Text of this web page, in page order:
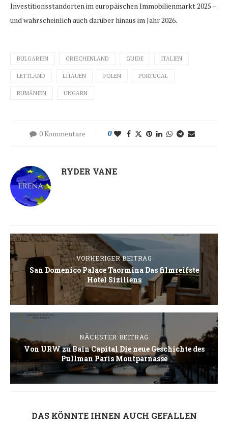
Investitionsstandorten im europäischen Immobilienmarkt 2025 –
und wahrscheinlich auch darüber hinaus im Jahr 2026.
BULGARIEN GRIECHENLAND GUIDE ITALIEN
LETTLAND LITAUEN POLEN PORTUGAL
RUMÄNIEN UNGARN
0 Kommentare 0
RYDER VANE
VORHERIGER BEITRAG
San Domenico Palace Taormina Das filmreifste
Hotel Siziliens
NÄCHSTER BEITRAG
Von URW zu Bain Capital Die neue Geschichte des
Pullman Paris Montparnasse
DAS KÖNNTE IHNEN AUCH GEFALLEN